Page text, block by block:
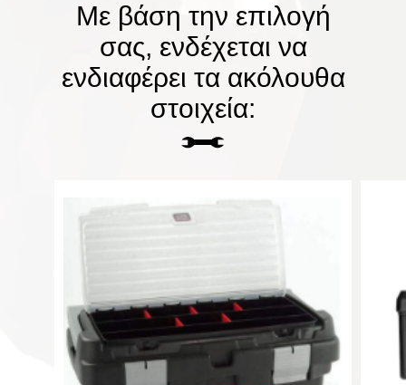
Με βάση την επιλογή
σας, ενδέχεται να
ενδιαφέρει τα ακόλουθα
στοιχεία: